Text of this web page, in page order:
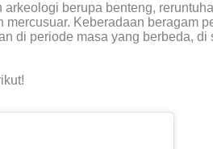
berupa benteng,
Keberadaan beragam
di periode masa yang berbeda, di